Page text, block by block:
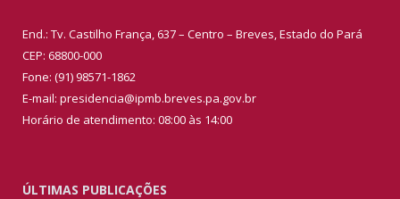
End.: Tv. Castilho França, 637 – Centro – Breves, Estado do Pará
CEP: 68800-000
Fone: (91) 98571-1862
E-mail: presidencia@ipmb.breves.pa.gov.br
Horário de atendimento: 08:00 às 14:00
ÚLTIMAS PUBLICAÇÕES